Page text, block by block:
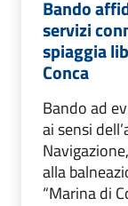
Bando
servizi
spiaggia
Conca
Bando ad
ai sensi
alla
“Marina di